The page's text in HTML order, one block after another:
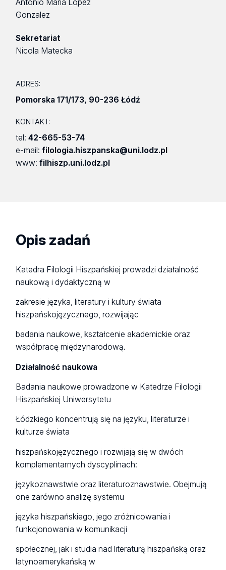
Antonio Maria Lopez
Gonzalez
Sekretariat
Nicola Matecka
ADRES:
Pomorska 171/173, 90-236 Łódź
KONTAKT:
tel:42-665-53-74
e-mail:filologia.hiszpanska@uni.lodz.pl
www:filhiszp.uni.lodz.pl
Opis zadań
Katedra Filologii Hiszpańskiej prowadzi działalność
naukową i dydaktyczną w
zakresie języka, literatury i kultury świata
hiszpańskojęzycznego, rozwijając
badania naukowe, kształcenie akademickie oraz
współpracę międzynarodową.
Działalność naukowa
Badania naukowe prowadzone w Katedrze Filologii
Hiszpańskiej Uniwersytetu
Łódzkiego koncentrują się na języku, literaturze i
kulturze świata
hiszpańskojęzycznego i rozwijają się w dwóch
komplementarnych dyscyplinach:
językoznawstwie oraz literaturoznawstwie. Obejmują
one zarówno analizę systemu
języka hiszpańskiego, jego zróżnicowania i
funkcjonowania w komunikacji
społecznej, jak i studia nad literaturą hiszpańską oraz
latynoamerykańską w